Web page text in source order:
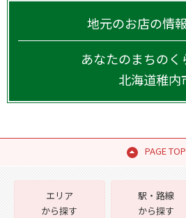
地元のお店の情
あなたのまちのく
北海道稚内
PAGE TOP
エリア
から探す
駅・路線
から探す